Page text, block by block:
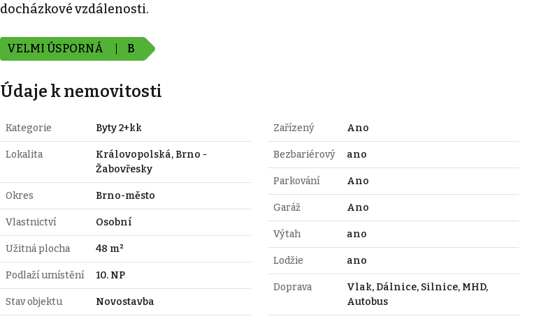
docházkové vzdálenosti.
VELMI ÚSPORNÁ B
Údaje k nemovitosti
Kategorie Byty 2+kk
Lokalita
Královopolská, Brno -
Žabovřesky
Okres Brno-město
Vlastnictví Osobní
Užitná plocha 48 m²
Podlaží umístění 10. NP
Stav objektu Novostavba
Zařízený Ano
Bezbariérový ano
Parkování Ano
Garáž Ano
Výtah ano
Lodžie ano
Doprava
Vlak, Dálnice, Silnice, MHD,
Autobus